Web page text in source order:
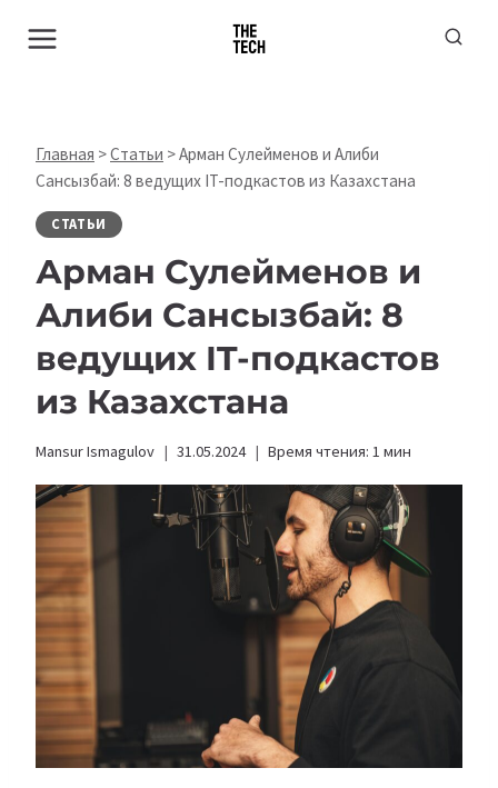
Главная >Статьи >Арман Сулейменов и Алиби
Сансызбай: 8 ведущих IT-подкастов из Казахстана
СТАТЬИ
Арман Сулейменов и
Алиби Сансызбай: 8
ведущих IT-подкастов
из Казахстана
Mansur Ismagulov 31.05.2024 Время чтения: 1 мин